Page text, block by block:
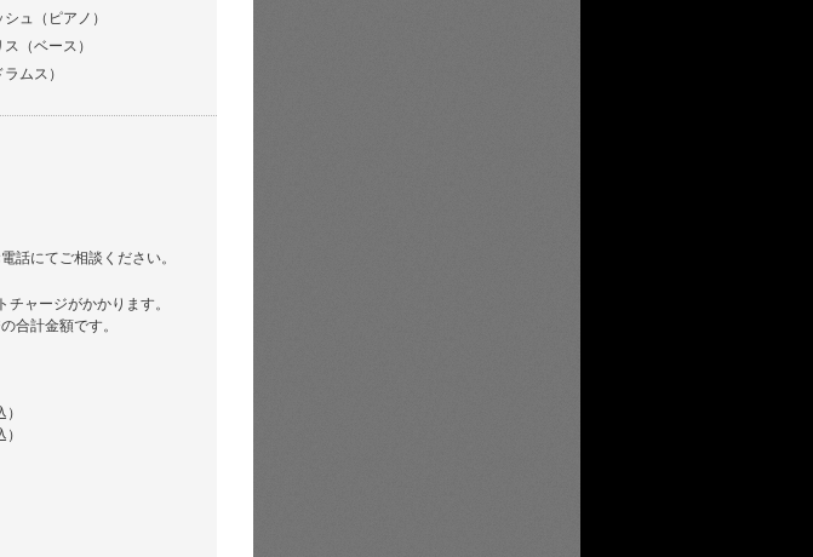
ュ（ピアノ）
（ベース）
ムス）
話にてご相談ください。
ャージがかかります。
合計金額です。
）
）